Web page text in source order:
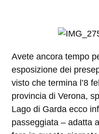
Avete ancora tempo
esposizione dei
visto che termina l’8
provincia di Verona,
Lago di Garda ecco
passeggiata – adatta